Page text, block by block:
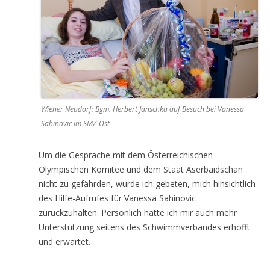
Wiener Neudorf: Bgm. Herbert Janschka auf Besuch bei Vanessa
Sahinovic im SMZ-Ost
Um die Gespräche mit dem Österreichischen
Olympischen Komitee und dem Staat Aserbaidschan
nicht zu gefährden, wurde ich gebeten, mich hinsichtlich
des Hilfe-Aufrufes für Vanessa Sahinovic
zurückzuhalten. Persönlich hätte ich mir auch mehr
Unterstützung seitens des Schwimmverbandes erhofft
und erwartet.